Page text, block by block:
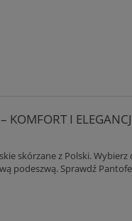
KOMFORT I
skórzane z Polski.
podeszwą. Sprawdź